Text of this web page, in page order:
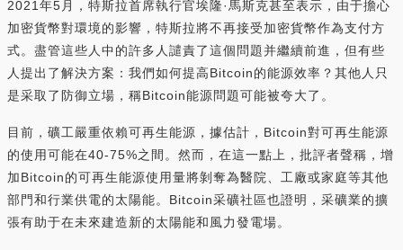
2021年5月，特斯拉首席執行官埃隆·馬斯克甚至表示，由于擔心
加密貨幣對環境的影響，特斯拉將不再接受加密貨幣作為支付方
式。盡管這些人中的許多人譴責了這個問題并繼續前進，但有些
人提出了解決方案：我們如何提高Bitcoin的能源效率？其他人只
是采取了防御立場，稱Bitcoin能源問題可能被夸大了。
目前，礦工嚴重依賴可再生能源，據估計，Bitcoin對可再生能源
的使用可能在40-75%之間。然而，在這一點上，批評者聲稱，增
加Bitcoin的可再生能源使用量將剝奪為醫院、工廠或家庭等其他
部門和行業供電的太陽能。Bitcoin采礦社區也證明，采礦業的擴
張有助于在未來建造新的太陽能和風力發電場。